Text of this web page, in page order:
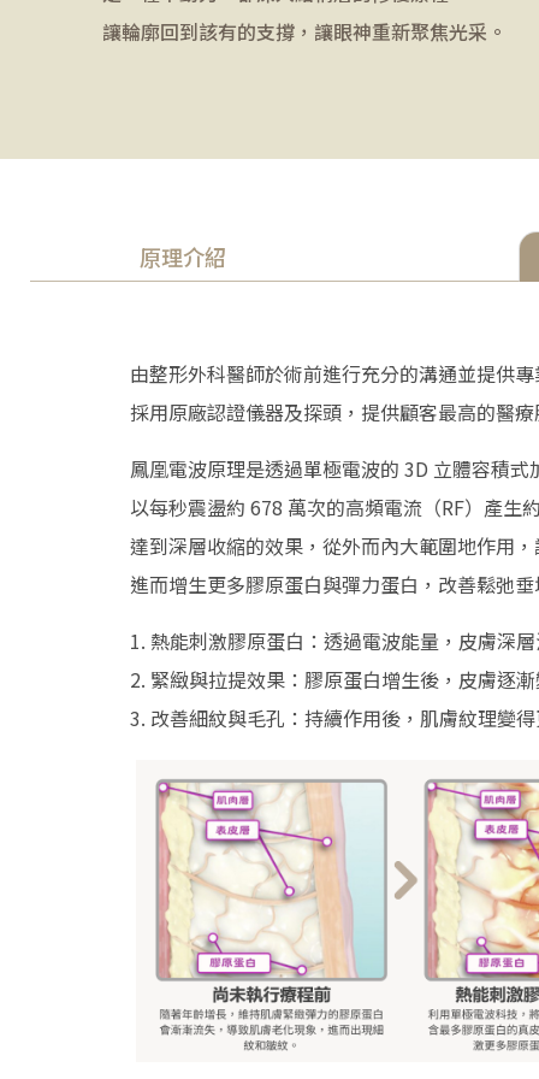
讓輪廓回到該有的支撐，讓眼神重新聚焦光采。
原理介紹
由整形外科醫師於術前進行充分的溝通並提供
採用原廠認證儀器及探頭，提供顧客最高的醫
鳳凰電波原理是透過單極電波的 3D 立體容積式
以每秒震盪約 678 萬次的高頻電流（RF）產生
達到深層收縮的效果，從外而內大範圍地作用
進而增生更多膠原蛋白與彈力蛋白，改善鬆弛
1. 熱能刺激膠原蛋白：透過電波能量，皮膚深
2. 緊緻與拉提效果：膠原蛋白增生後，皮膚逐
3. 改善細紋與毛孔：持續作用後，肌膚紋理變